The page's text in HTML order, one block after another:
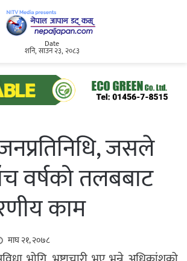
Date
शनि, साउन २३, २०८३
जसले
वर्षको तलबबाट
काम
माघ २१, २०७८